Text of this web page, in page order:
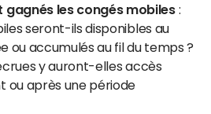
les congés mobiles:
seront-ils disponibles au
ou accumulés au fil du temps ?
y auront-elles accès
ou après une période